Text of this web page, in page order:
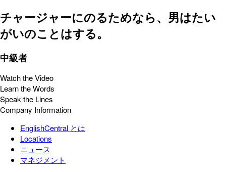
チャージャーにのるためなら、男はたい
がいのことはする。
中級者
Watch the Video
Learn the Words
Speak the Lines
Company Information
EnglishCentral とは
Locations
ニュース
マネジメント